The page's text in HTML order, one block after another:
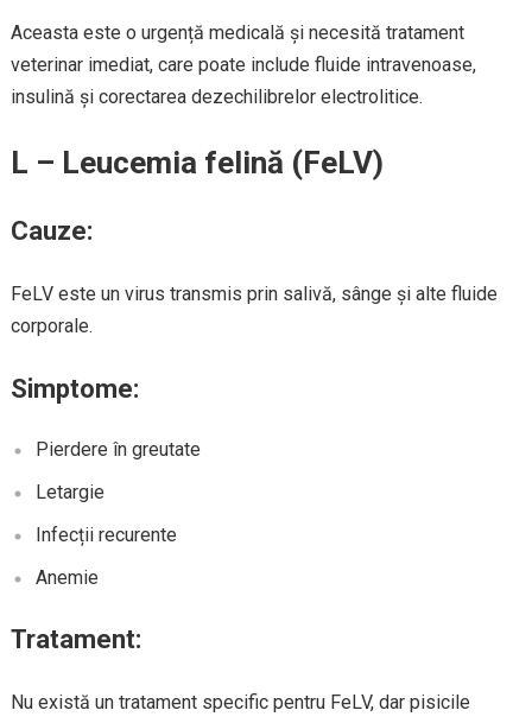
Aceasta este o urgență medicală și necesită tratament
veterinar imediat, care poate include fluide intravenoase,
insulină și corectarea dezechilibrelor electrolitice.
L – Leucemia felină (FeLV)
Cauze:
FeLV este un virus transmis prin salivă, sânge și alte fluide
corporale.
Simptome:
Pierdere în greutate
Letargie
Infecții recurente
Anemie
Tratament:
Nu există un tratament specific pentru FeLV, dar pisicile